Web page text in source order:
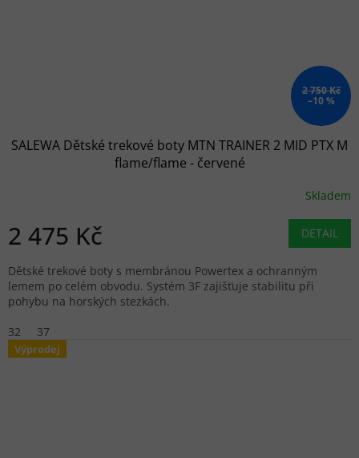
2 750 Kč
–10 %
SALEWA Dětské trekové boty MTN TRAINER 2 MID PTX M
flame/flame - červené
Skladem
2 475 Kč DETAIL
Dětské trekové boty s membránou Powertex a ochranným
lemem po celém obvodu. Systém 3F zajišťuje stabilitu při
pohybu na horských stezkách.
32
37
Výprodej